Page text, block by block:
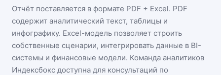
Отчёт поставляется в формате PDF + Excel. PDF
содержит аналитический текст, таблицы и
инфографику. Excel-модель позволяет строить
собственные сценарии, интегрировать данные в BI-
системы и финансовые модели. Команда аналитиков
Индексбокс доступна для консультаций по